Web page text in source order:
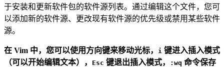
于安装和更新软件包的软件源列表。通过编辑这个文件，您可
以添加新的软件源、更改现有软件源的优先级或禁用某些软件
源。
在 Vim 中，您可以使用方向键来移动光标， i 键进入插入模式
（可以开始编辑文本），
Esc 键退出插入模式， :wq 命令保存